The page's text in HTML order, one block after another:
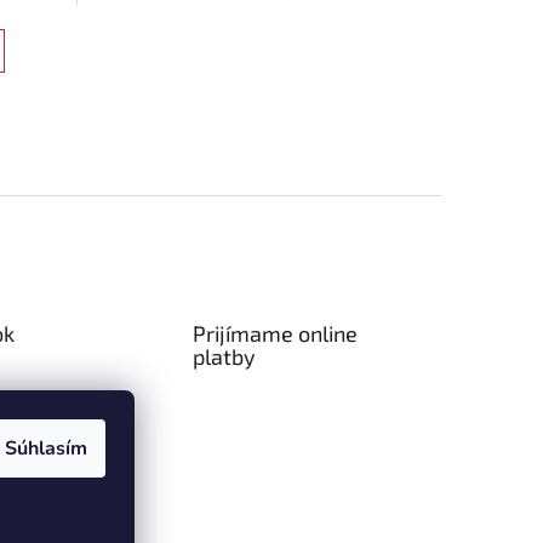
Súhlasím
Prijímame online
platby